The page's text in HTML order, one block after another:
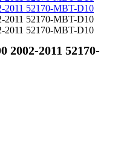
2002-2011 52170-